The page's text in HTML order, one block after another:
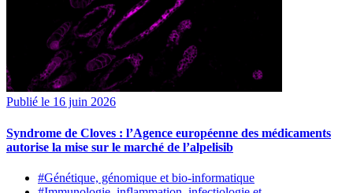
Publié le 16 juin 2026
Syndrome de Cloves : l’Agence européenne des médicaments
autorise la mise sur le marché de l’alpelisib
#Génétique, génomique et bio-informatique